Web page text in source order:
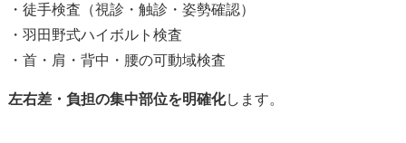
・徒手検査（視診・触診・姿勢確認）
・羽田野式ハイボルト検査
・首・肩・背中・腰の可動域検査
左右差・負担の集中部位を明確化します。